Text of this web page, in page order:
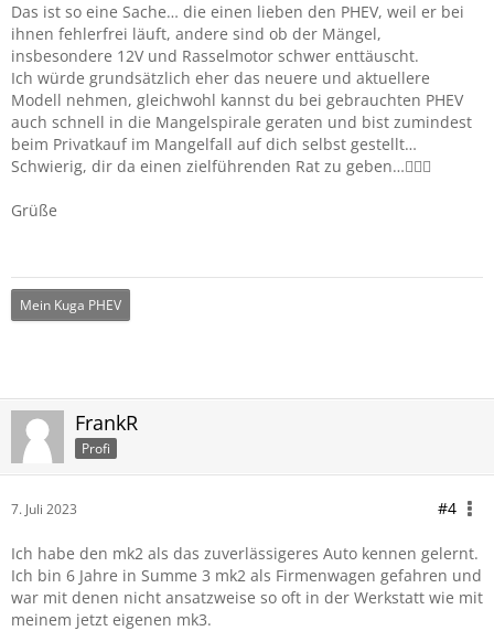
Das ist so eine Sache… die einen lieben den PHEV, weil er bei
ihnen fehlerfrei läuft, andere sind ob der Mängel,
insbesondere 12V und Rasselmotor schwer enttäuscht.
Ich würde grundsätzlich eher das neuere und aktuellere
Modell nehmen, gleichwohl kannst du bei gebrauchten PHEV
auch schnell in die Mangelspirale geraten und bist zumindest
beim Privatkauf im Mangelfall auf dich selbst gestellt…
Schwierig, dir da einen zielführenden Rat zu geben…🤷🏻‍♂️
Grüße
Mein Kuga PHEV
FrankR
Profi
7. Juli 2023 #4
Ich habe den mk2 als das zuverlässigeres Auto kennen gelernt.
Ich bin 6 Jahre in Summe 3 mk2 als Firmenwagen gefahren und
war mit denen nicht ansatzweise so oft in der Werkstatt wie mit
meinem jetzt eigenen mk3.